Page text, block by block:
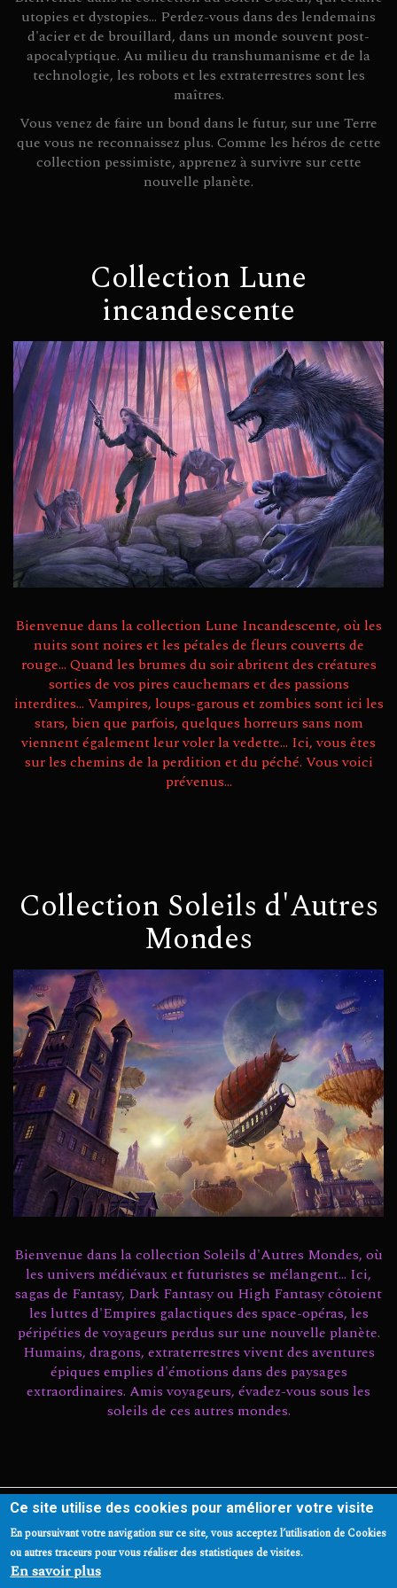
loups-garous,
zombies et
autres
créatures de la
nuit.
Enfin, la
collection
Soleil Obscur
collection,
vous trouverez
romans, jeux
de rôle,
bandes-
dessinées et
mangas pour
vous divertir.
Bonne
découverte.
utopies et dystopies... Perdez-vous dans des lendemains
d'acier et de brouillard, dans un monde souvent post-
apocalyptique. Au milieu du transhumanisme et de la
technologie, les robots et les extraterrestres sont les
maîtres.
Vous venez de faire un bond dans le futur, sur une Terre
que vous ne reconnaissez plus. Comme les héros de cette
collection pessimiste, apprenez à survivre sur cette
nouvelle planète.
Collection Lune
incandescente
Bienvenue dans la collection Lune Incandescente, où les
nuits sont noires et les pétales de fleurs couverts de
rouge... Quand les brumes du soir abritent des créatures
sorties de vos pires cauchemars et des passions
interdites... Vampires, loups-garous et zombies sont ici les
stars, bien que parfois, quelques horreurs sans nom
viennent également leur voler la vedette... Ici, vous êtes
sur les chemins de la perdition et du péché. Vous voici
prévenus...
Collection Soleils d'Autres
Mondes
Bienvenue dans la collection Soleils d'Autres Mondes, où
les univers médiévaux et futuristes se mélangent... Ici,
sagas de Fantasy, Dark Fantasy ou High Fantasy côtoient
les luttes d'Empires galactiques des space-opéras, les
péripéties de voyageurs perdus sur une nouvelle planète.
Humains, dragons, extraterrestres vivent des aventures
épiques emplies d'émotions dans des paysages
extraordinaires. Amis voyageurs, évadez-vous sous les
soleils de ces autres mondes.
Conditions d'utilisation Mentions légales
Plan du site
Contact
© La Confrérie de l'Imaginaire 2022 - Tous droits réservés
Ce site utilise des cookies pour améliorer votre visite
En poursuivant votre navigation sur ce site, vous acceptez l’utilisation de Cookies
ou autres traceurs pour vous réaliser des statistiques de visites.
En savoir plus